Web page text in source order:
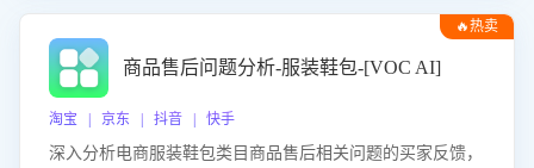
🔥热卖
商品售后问题分析-服装鞋包-[VOC AI]
淘宝 | 京东 | 抖音 | 快手
深入分析电商服装鞋包类目商品售后相关问题的买家反馈，